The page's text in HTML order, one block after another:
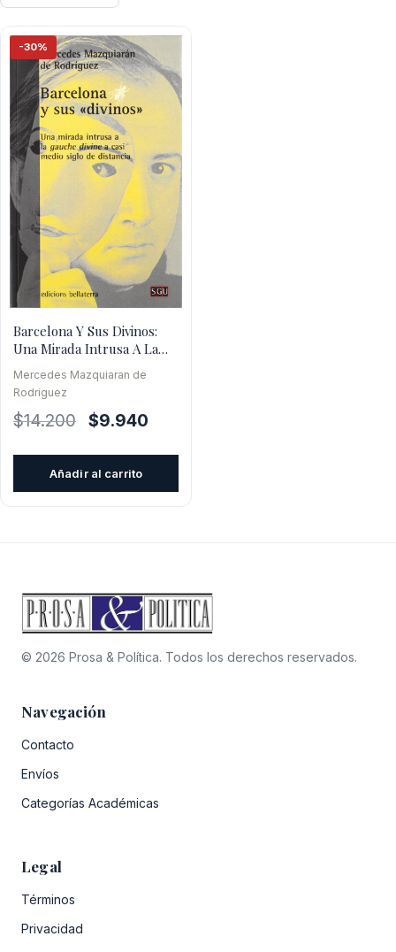
-30%
Barcelona Y Sus Divinos:
Una Mirada Intrusa A La
Mercedes Mazquiaran de
Rodriguez
$14.200
El
$9.940
Añadir al carrito
© 2026 Prosa & Política. Todos los derechos reservados.
Navegación
Contacto
Envíos
Categorías Académicas
Legal
Términos
Privacidad